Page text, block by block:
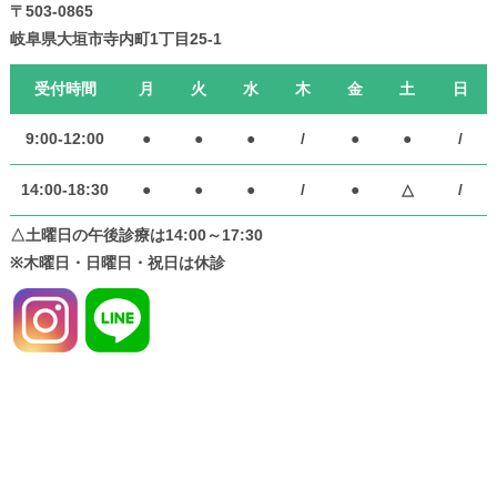
〒503-0865
岐阜県大垣市寺内町1丁目25-1
受付時間 月 火 水 木 金 土 日
9:00-12:00 ● ● ● / ● ● /
14:00-18:30 ● ● ● / ● △ /
△土曜日の午後診療は14:00～17:30
※木曜日・日曜日・祝日は休診